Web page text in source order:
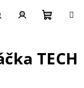
košík
TECH